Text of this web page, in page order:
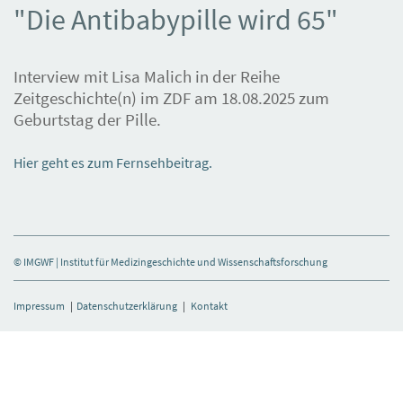
"Die Antibabypille wird 65"
Interview mit Lisa Malich in der Reihe
Zeitgeschichte(n) im ZDF am 18.08.2025 zum
Geburtstag der Pille.
Hier geht es zum Fernsehbeitrag.
© IMGWF | Institut für Medizingeschichte und Wissenschaftsforschung
Impressum | Datenschutzerklärung | Kontakt